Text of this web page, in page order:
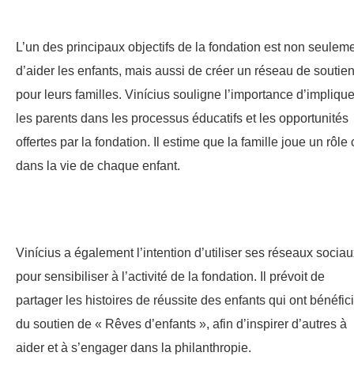
L’un des principaux objectifs de la fondation est non
d’aider les enfants, mais aussi de créer un réseau de soutien
pour leurs familles. Vinícius souligne l’importance
les parents dans les processus éducatifs et les opportunités
offertes par la fondation. Il estime que la famille joue un rôle
dans la vie de chaque enfant.
Vinícius a également l’intention d’utiliser ses réseaux
pour sensibiliser à l’activité de la fondation. Il prévoit de
partager les histoires de réussite des enfants qui ont
du soutien de « Rêves d’enfants », afin d’inspirer d’autres à
aider et à s’engager dans la philanthropie.